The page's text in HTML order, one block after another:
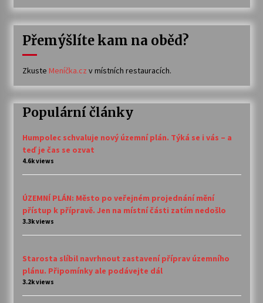
Přemýšlíte kam na oběd?
Zkuste Meníčka.cz v místních restauracích.
Populární články
Humpolec schvaluje nový územní plán. Týká se i vás – a
teď je čas se ozvat
4.6k views
ÚZEMNÍ PLÁN: Město po veřejném projednání mění
přístup k přípravě. Jen na místní části zatím nedošlo
3.3k views
Starosta slíbil navrhnout zastavení příprav územního
plánu. Připomínky ale podávejte dál
3.2k views